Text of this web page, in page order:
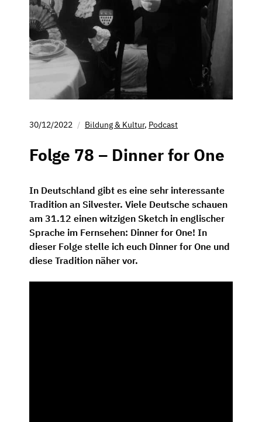
30/12/2022 Bildung & Kultur, Podcast
Folge 78 – Dinner for One
In Deutschland gibt es eine sehr interessante
Tradition an Silvester. Viele Deutsche schauen
am 31.12 einen witzigen Sketch in englischer
Sprache im Fernsehen: Dinner for One! In
dieser Folge stelle ich euch Dinner for One und
diese Tradition näher vor.